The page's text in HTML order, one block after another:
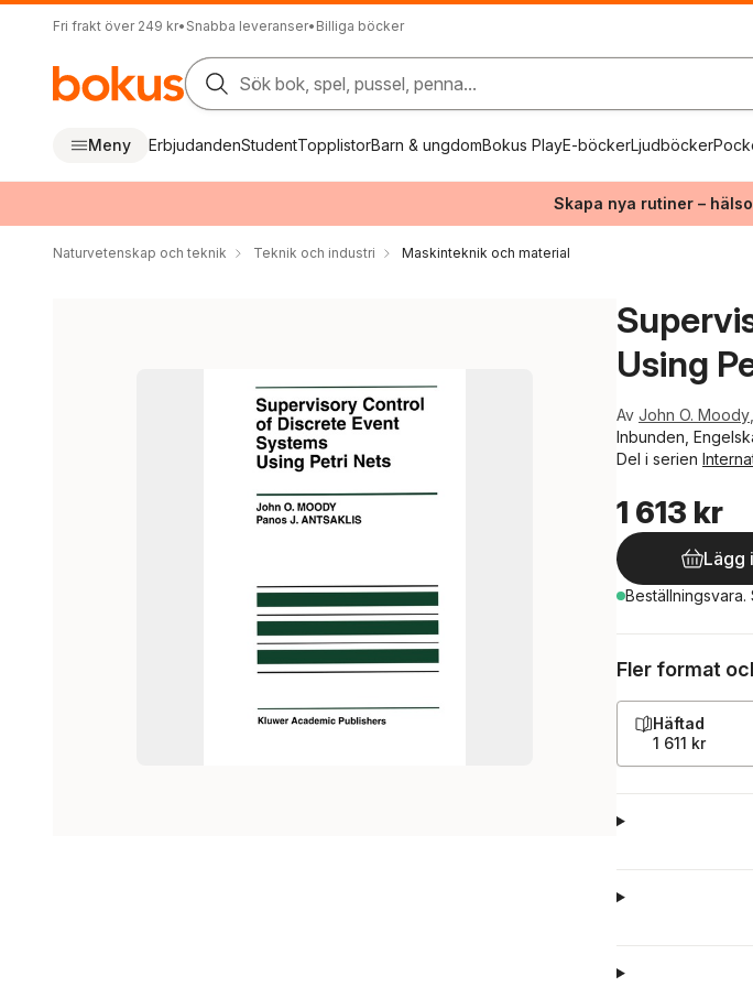
Fri frakt över 249 kr• Snabba leveranser• Billiga böcker
Sök bok, spel, pussel, penna...
Meny ErbjudandenStudentTopplistorBarn & ungdomBokus PlayE-böckerLjudböcker
Skapa nya rutiner –
Naturvetenskap och teknik Teknik och industri Maskinteknik och material
Using
Av John O. Moody
Inbunden,
Del i serien
1 613 kr
Lägg
Beställningsvara.
Fler format
Häftad
1 611 kr